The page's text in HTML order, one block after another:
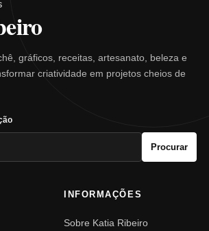
gráficos, receitas, artesanato, beleza e
criatividade em projetos cheios de
Procurar
INFORMAÇÕES
Sobre Katia Ribeiro